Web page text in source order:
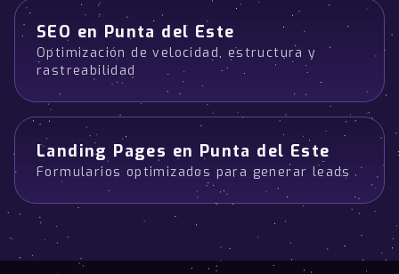
SEO en Punta del Este
Optimización de velocidad, estructura y
rastreabilidad
Landing Pages en Punta del Este
Formularios optimizados para generar leads